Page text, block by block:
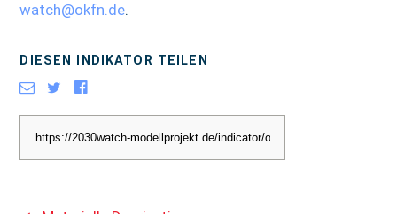
watch@okfn.de.
DIESEN INDIKATOR TEILEN